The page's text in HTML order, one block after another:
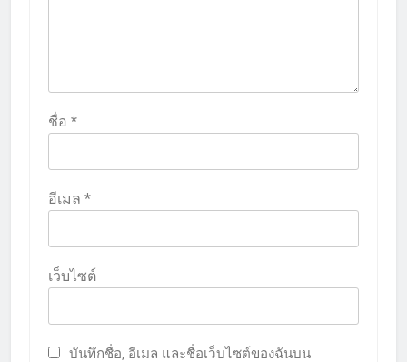
ชื่อ *
อีเมล *
เว็บไซต์
บันทึกชื่อ, อีเมล และชื่อเว็บไซต์ของฉันบน